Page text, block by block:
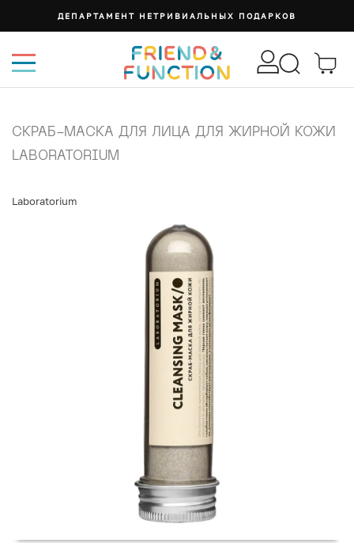
ДЕПАРТАМЕНТ НЕТРИВИАЛЬНЫХ ПОДАРКОВ
СКРАБ-МАСКА ДЛЯ ЛИЦА ДЛЯ ЖИРНОЙ КОЖИ
LABORATORIUM
Laboratorium